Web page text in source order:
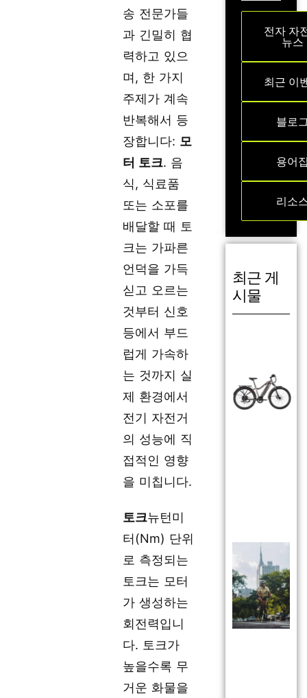
송 전문가들
과 긴밀히 협
력하고 있으
며, 한 가지
주제가 계속
반복해서 등
장합니다: 모
터 토크. 음
식, 식료품
또는 소포를
배달할 때 토
크는 가파른
언덕을 가득
싣고 오르는
것부터 신호
등에서 부드
럽게 가속하
는 것까지 실
제 환경에서
전기 자전거
의 성능에 직
접적인 영향
을 미칩니다.
토크뉴턴미
터(Nm) 단위
로 측정되는
토크는 모터
가 생성하는
회전력입니
다. 토크가
높을수록 무
거운 화물을
전자 자
뉴스
최근 이
블로
용어
리소
최근 게
시물